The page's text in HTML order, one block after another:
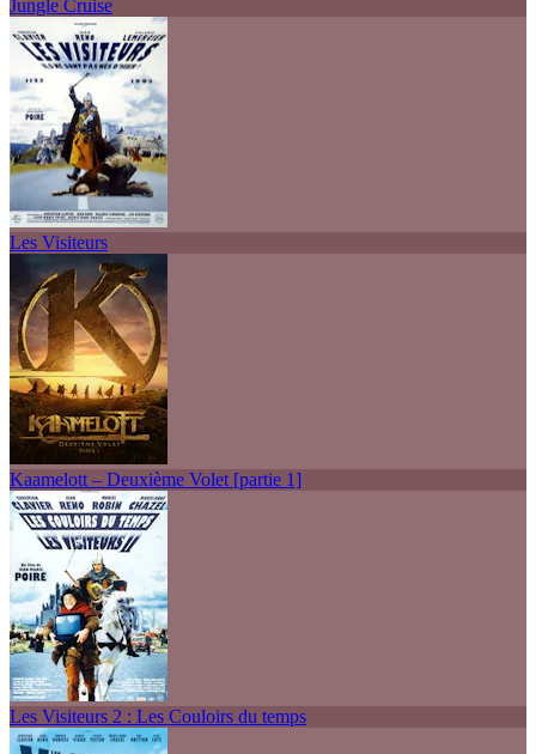
Jungle Cruise
Les Visiteurs
Kaamelott – Deuxième Volet [partie 1]
Les Visiteurs 2 : Les Couloirs du temps